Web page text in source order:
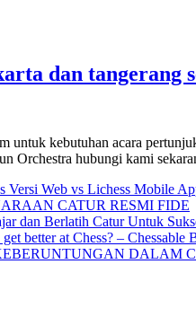
dan
untuk kebutuhan acara
Orchestra hubungi kami
Versi Web vs Lichess Mobile
CATUR RESMI FIDE
dan Berlatih Catur Untuk
better at Chess? – Chessable
DALAM